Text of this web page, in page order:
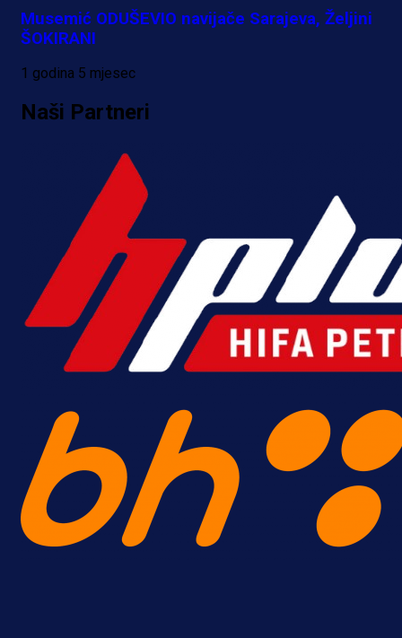
Musemić ODUŠEVIO navijače Sarajeva, Željini
ŠOKIRANI
1 godina 5 mjesec
Naši Partneri